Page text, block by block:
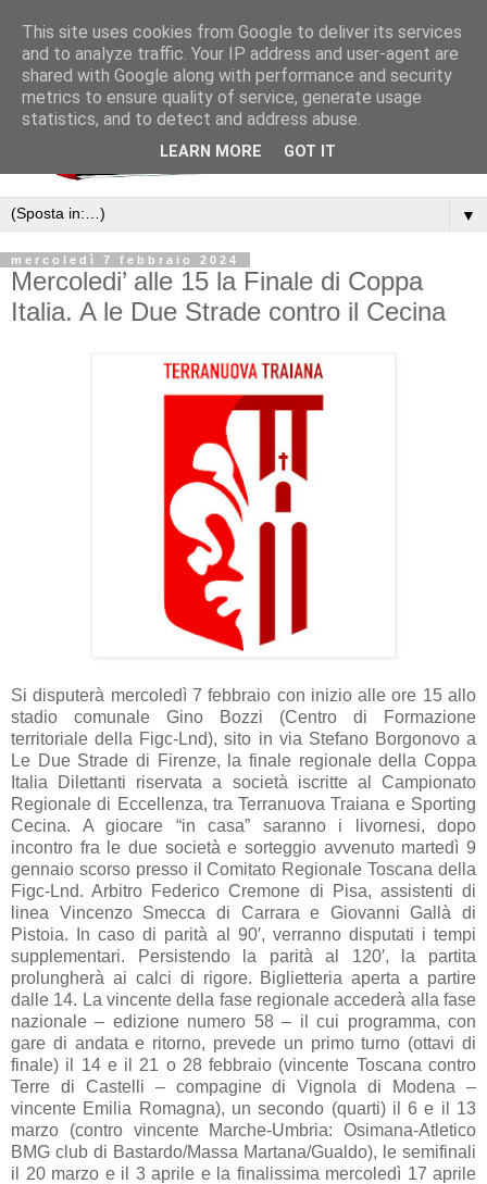
▼
mercoledì 7 febbraio 2024
Mercoledi’ alle 15 la Finale di Coppa
Italia. A le Due Strade contro il Cecina
Si disputerà mercoledì 7 febbraio con inizio alle ore 15 allo
stadio comunale Gino Bozzi (Centro di Formazione
territoriale della Figc-Lnd), sito in via Stefano Borgonovo a
Le Due Strade di Firenze, la finale regionale della Coppa
Italia Dilettanti riservata a società iscritte al Campionato
Regionale di Eccellenza, tra Terranuova Traiana e Sporting
Cecina. A giocare “in casa” saranno i livornesi, dopo
incontro fra le due società e sorteggio avvenuto martedì 9
gennaio scorso presso il Comitato Regionale Toscana della
Figc-Lnd. Arbitro Federico Cremone di Pisa, assistenti di
linea Vincenzo Smecca di Carrara e Giovanni Gallà di
Pistoia. In caso di parità al 90′, verranno disputati i tempi
supplementari. Persistendo la parità al 120′, la partita
prolungherà ai calci di rigore. Biglietteria aperta a partire
dalle 14. La vincente della fase regionale accederà alla fase
nazionale – edizione numero 58 – il cui programma, con
gare di andata e ritorno, prevede un primo turno (ottavi di
finale) il 14 e il 21 o 28 febbraio (vincente Toscana contro
Terre di Castelli – compagine di Vignola di Modena –
vincente Emilia Romagna), un secondo (quarti) il 6 e il 13
marzo (contro vincente Marche-Umbria: Osimana-Atletico
BMG club di Bastardo/Massa Martana/Gualdo), le semifinali
il 20 marzo e il 3 aprile e la finalissima mercoledì 17 aprile
This site uses cookies from Google to deliver its services
and to analyze traffic. Your IP address and user-agent are
shared with Google along with performance and security
metrics to ensure quality of service, generate usage
statistics, and to detect and address abuse.
LEARN MORE GOT IT